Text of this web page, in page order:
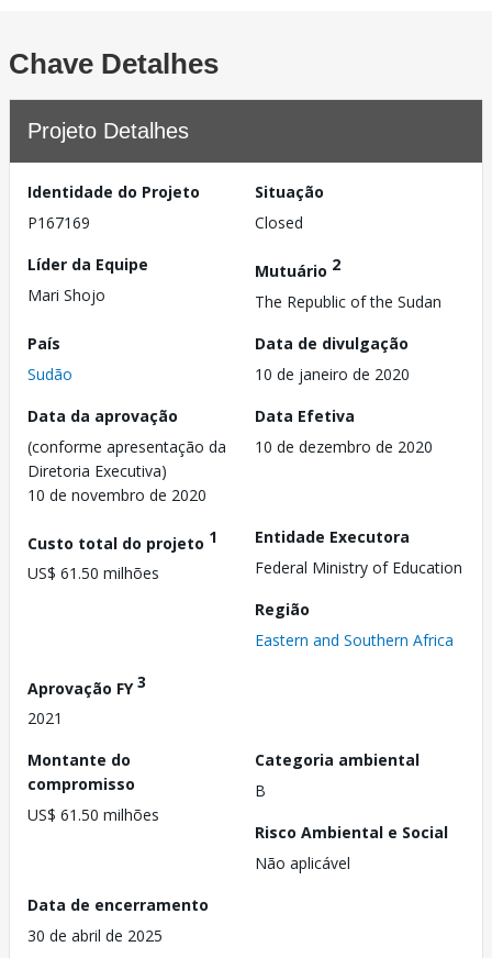
Chave Detalhes
Projeto Detalhes
Identidade do Projeto
P167169
Situação
Closed
Líder da Equipe
Mari Shojo
Mutuário 2
The Republic of the Sudan
País
Sudão
Data de divulgação
10 de janeiro de 2020
Data da aprovação
(conforme apresentação da
Diretoria Executiva)
10 de novembro de 2020
Data Efetiva
10 de dezembro de 2020
Custo total do projeto 1
US$ 61.50 milhões
Entidade Executora
Federal Ministry of Education
Região
Eastern and Southern Africa
Aprovação FY3
2021
Montante do
compromisso
US$ 61.50 milhões
Categoria ambiental
B
Risco Ambiental e Social
Não aplicável
Data de encerramento
30 de abril de 2025